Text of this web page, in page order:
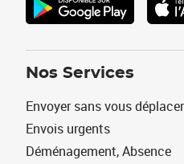
Nos Services
Envoyer sans vous déplacer
Envois urgents
Déménagement, Absence